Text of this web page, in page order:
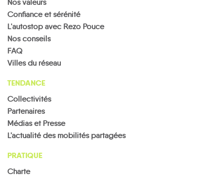
Nos valeurs
Confiance et sérénité
L'autostop avec Rezo Pouce
Nos conseils
FAQ
Villes du réseau
TENDANCE
Collectivités
Partenaires
Médias et Presse
L’actualité des mobilités partagées
PRATIQUE
Charte